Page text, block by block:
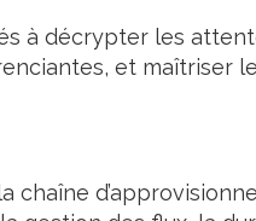
à décrypter les
, et maîtriser
chaîne